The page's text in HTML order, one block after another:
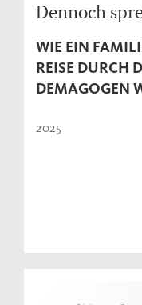
Dennoch
WIE EIN
REISE DURCH
DEMAGOGEN
2025